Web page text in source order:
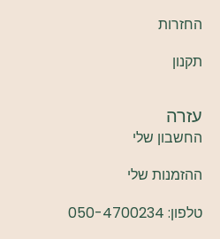
החזרות
תקנון
עזרה
החשבון שלי
ההזמנות שלי
טלפון: 050-4700234